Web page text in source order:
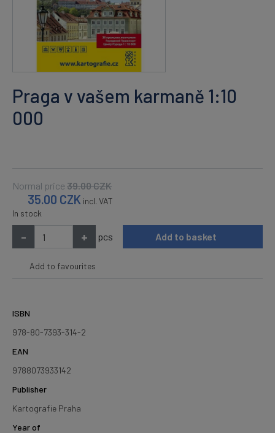
Praga v vašem karmaně 1:10
000
Normal price 39.00CZK
35.00 CZK incl. VAT
In stock
- + pcs Add to basket
Add to favourites
ISBN
978-80-7393-314-2
EAN
9788073933142
Publisher
Kartografie Praha
Year of